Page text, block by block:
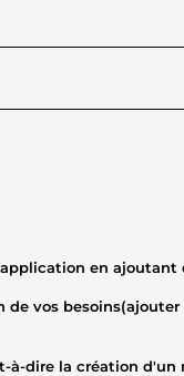
en ajoutant
dire la création